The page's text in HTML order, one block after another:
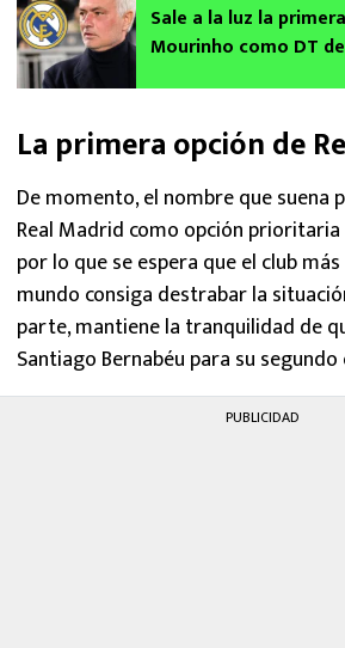
Sale a la luz la
Mourinho como DT
La primera opción de
De momento, el nombre que suena
Real Madrid como opción prioritaria
por lo que se espera que el club
mundo consiga destrabar la
parte, mantiene la tranquilidad de
Santiago Bernabéu para su segundo
PUBLICIDAD